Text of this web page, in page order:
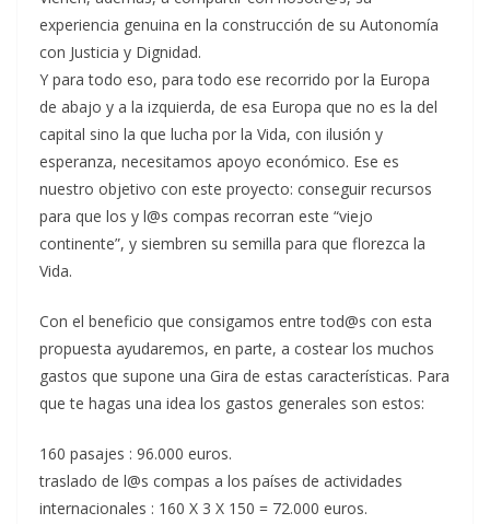
experiencia genuina en la construcción de su Autonomía
con Justicia y Dignidad.
Y para todo eso, para todo ese recorrido por la Europa
de abajo y a la izquierda, de esa Europa que no es la del
capital sino la que lucha por la Vida, con ilusión y
esperanza, necesitamos apoyo económico. Ese es
nuestro objetivo con este proyecto: conseguir recursos
para que los y l@s compas recorran este “viejo
continente”, y siembren su semilla para que florezca la
Vida.
Con el beneficio que consigamos entre tod@s con esta
propuesta ayudaremos, en parte, a costear los muchos
gastos que supone una Gira de estas características. Para
que te hagas una idea los gastos generales son estos:
160 pasajes : 96.000 euros.
traslado de l@s compas a los países de actividades
internacionales : 160 X 3 X 150 = 72.000 euros.